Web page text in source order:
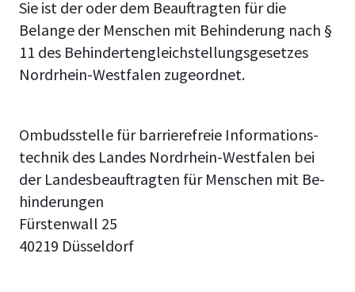
Sie ist der oder dem Beauftragten für die
Belange der Menschen mit Behinderung nach §
11 des Behindertengleichstellungsgesetzes
Nordrhein-Westfalen zugeordnet.
Ombudsstelle für barrierefreie In­for­ma­ti­ons­
tech­nik des Landes Nordrhein-Westfalen bei
der Landesbeauftragten für Men­schen mit Be­
hin­de­run­gen
Fürstenwall 25
40219 Düsseldorf